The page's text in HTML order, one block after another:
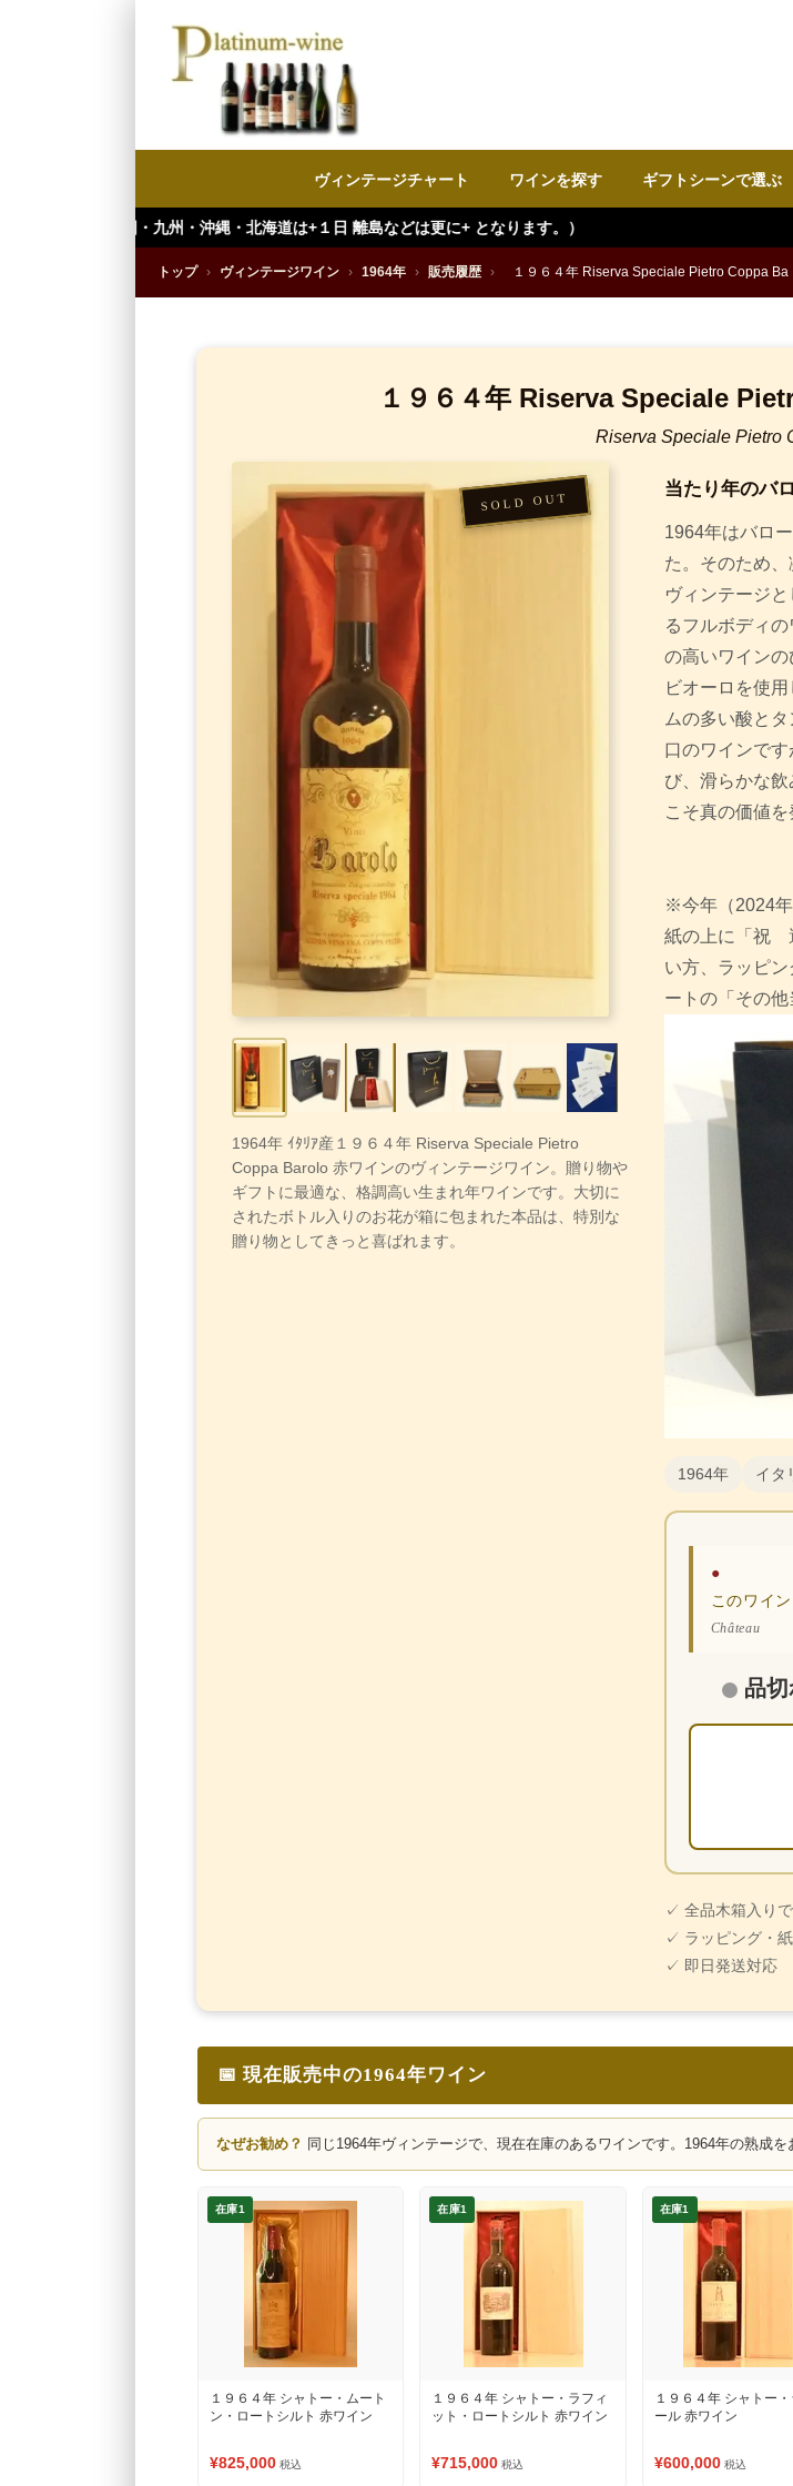
ヴィンテージチャート ワインを探す ギフトシーンで選ぶ
縄・北海道は+１日 離島などは更に+ となります。）
トップ › ヴィンテージワイン › 1964年 › 販売履歴 › １９６４年 Riserva Speciale Pietro Coppa Ba
１９６４年 Riserva Speciale
Riserva Speciale Pietro
1964年 ｲﾀﾘｱ産１９６４年 Riserva Speciale Pietro
Coppa Barolo 赤ワインのヴィンテージワイン。贈り物や
ギフトに最適な、格調高い生まれ年ワインです。大切に
されたボトル入りのお花が箱に包まれた本品は、特別な
贈り物としてきっと喜ばれます。
当たり年のバ
1964年はバロ
た。そのため
ヴィンテージ
るフルボディ
の高いワイン
ビオーロを使
ムの多い酸と
口のワインで
び、滑らかな
こそ真の価値を
※今年（2024
紙の上に「祝
い方、ラッピ
ートの「その
1964年 イ
●
このワイ
Château
品切
✓ 全品木箱入り
✓ ラッピング・
✓ 即日発送対応
📅 現在販売中の1964年ワイン
なぜお勧め？ 同じ1964年ヴィンテージで、現在在庫のあるワインです。1964年の熟成を
在庫1
１９６４年 シャトー・ムート
ン・ロートシルト 赤ワイン
¥825,000 税込
在庫1
１９６４年 シャトー・ラフィ
ット・ロートシルト 赤ワイン
¥715,000 税込
在庫1
１９６４年 シャトー・
ール 赤ワイン
¥600,000 税込